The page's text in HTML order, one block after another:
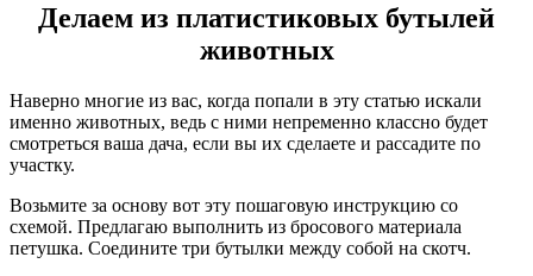
Делаем из платистиковых бутылей
животных
Наверно многие из вас, когда попали в эту статью искали
именно животных, ведь с ними непременно классно будет
смотреться ваша дача, если вы их сделаете и рассадите по
участку.
Возьмите за основу вот эту пошаговую инструкцию со
схемой. Предлагаю выполнить из бросового материала
петушка. Соедините три бутылки между собой на скотч.